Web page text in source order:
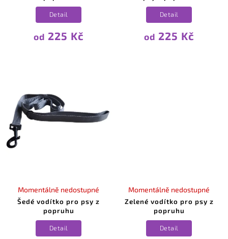
od 225 Kč
Detail
od 225 Kč
Detail
Šedé vodítko pro psy z
popruhu
Momentálně nedostupné
Detail
Zelené vodítko pro psy z
popruhu
Momentálně nedostupné
Detail